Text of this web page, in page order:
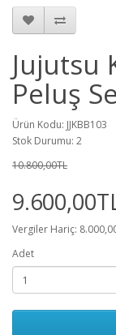
Jujutsu
Peluş
Ürün Kodu: JJKBB103
Stok Durumu: 2
10.800,00TL
Vergiler Hariç:
Adet